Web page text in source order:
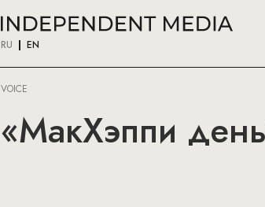
RU EN
VOICE
«МакХэппи